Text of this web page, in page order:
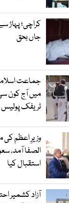
کراچی؛ پہاڑ
جاں بحق
جماعت
میں آج کون
ٹریفک پولیس
وزیرِ اعظم
الصفا آمد،
استقبال کیا
آزاد کشمیر